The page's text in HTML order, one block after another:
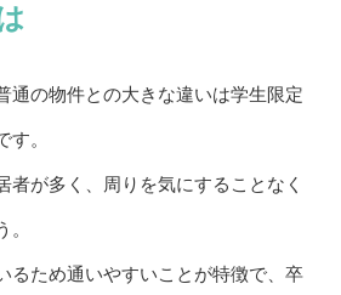
通の物件との大きな違いは学生限定
す。
者が多く、周りを気にすることなく
。
るため通いやすいことが特徴で、卒